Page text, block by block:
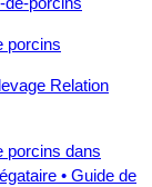
porcins
Relation
porcins dans
• Guide de